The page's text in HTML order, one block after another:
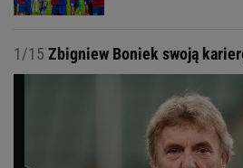
1/15 Zbigniew Boniek swoją